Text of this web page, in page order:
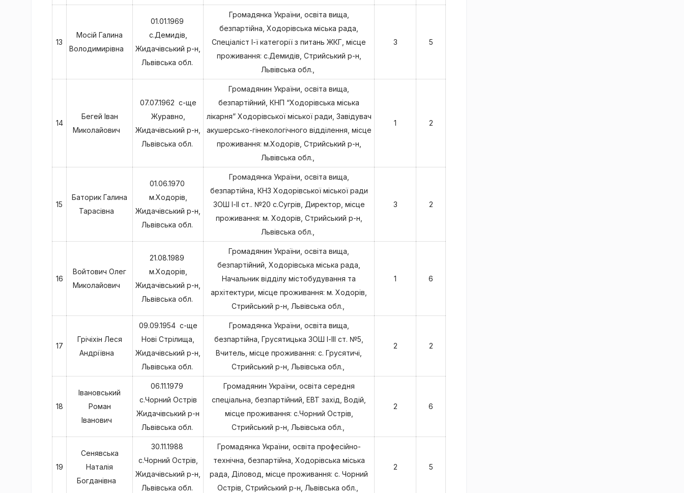
13
Мосій Галина
Володимирівна
01.01.1969
с.Демидів,
Жидачівський р-н,
Львівська обл.
Громадянка України, освіта вища,
безпартійна, Ходорівська міська рада,
Спеціаліст І-ї категорії з питань ЖКГ, місце
проживання: с.Демидів, Стрийський р-н,
Львівська обл.,
3 5
14
Бегей Іван
Миколайович
07.07.1962 с-ще
Журавно,
Жидачівський р-н,
Львівська обл.
Громадянин України, освіта вища,
безпартійний, КНП “Ходорівська міська
лікарня” Ходорівської міської ради, Завідувач
акушерсько-гінекологічного відділення, місце
проживання: м.Ходорів, Стрийський р-н,
Львівська обл.,
1 2
15
Баторик Галина
Тарасівна
01.06.1970
м.Ходорів,
Жидачівський р-н,
Львівська обл.
Громадянка України, освіта вища,
безпартійна, КНЗ Ходорівської міської ради
ЗОШ І-ІІ ст.. №20 с.Сугрів, Директор, місце
проживання: м. Ходорів, Стрийський р-н,
Львівська обл.,
3 2
16
Войтович Олег
Миколайович
21.08.1989
м.Ходорів,
Жидачівський р-н,
Львівська обл.
Громадянин України, освіта вища,
безпартійний, Ходорівська міська рада,
Начальник відділу містобудування та
архітектури, місце проживання: м. Ходорів,
Стрийський р-н, Львівська обл.,
1 6
17
Грічіхін Леся
Андріївна
09.09.1954 с-ще
Нові Стрілища,
Жидачівський р-н,
Львівська обл.
Громадянка України, освіта вища,
безпартійна, Грусятицька ЗОШ І-ІІІ ст. №5,
Вчитель, місце проживання: с. Грусятичі,
Стрийський р-н, Львівська обл.,
2 2
18
Івановський
Роман
Іванович
06.11.1979
с.Чорний Острів
Жидачівський р-н
Львівська обл.
Громадянин України, освіта середня
спеціальна, безпартійний, ЕВТ захід, Водій,
місце проживання: с.Чорний Острів,
Стрийський р-н, Львівська обл.,
2 6
19
Сенявська
Наталія
Богданівна
30.11.1988
с.Чорний Острів,
Жидачівський р-н,
Львівська обл.
Громадянка України, освіта професійно-
технічна, безпартійна, Ходорівська міська
рада, Діловод, місце проживання: с. Чорний
Острів, Стрийський р-н, Львівська обл.,
2 5